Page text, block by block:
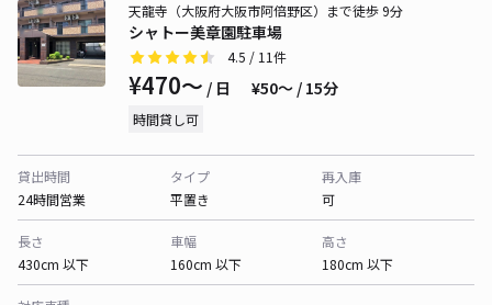
シャトー美章園駐車場
天龍寺（大阪府大阪市阿倍野区）まで徒歩 9分
4.5 / 11件
¥470〜 / 日 ¥50〜 / 15分
時間貸し可
貸出時間
24時間営業
タイプ
平置き
再入庫
可
長さ
430cm 以下
車幅
160cm 以下
高さ
180cm 以下